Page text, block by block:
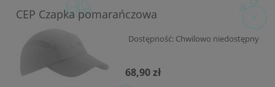
CEP Czapka pomarańczowa
Dostępność: Chwilowo niedostępny
68,90 zł